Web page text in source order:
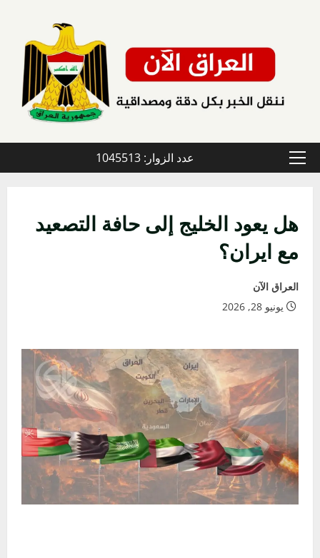
القائمة
عدد الزوار: 1045513
هل يعود الخليج إلى حافة التصعيد
مع ايران؟
العراق الآن
يونيو 28, 2026